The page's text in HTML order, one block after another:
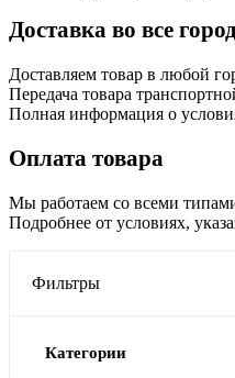
Доставка во все
Доставляем товар в любой
Передача товара
Полная информация о
Оплата товара
Мы работаем со всеми
Подробнее от условиях,
Фильтры
Категории